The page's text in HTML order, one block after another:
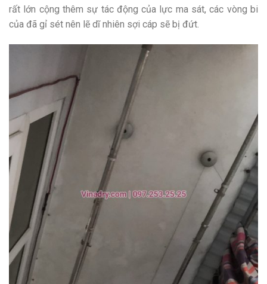
rất lớn cộng thêm sự tác động của lực ma sát, các vòng bi
của đã gỉ sét nên lẽ dĩ nhiên sợi cáp sẽ bị đứt.